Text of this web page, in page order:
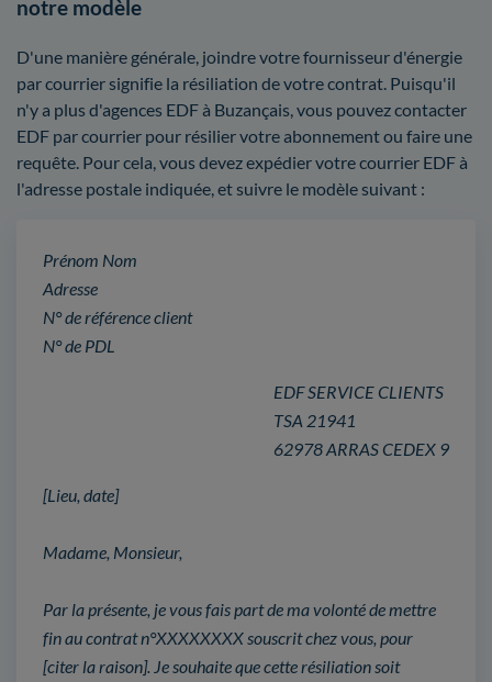
notre modèle
D'une manière générale, joindre votre fournisseur d'énergie
par courrier signifie la résiliation de votre contrat. Puisqu'il
n'y a plus d'agences EDF à Buzançais, vous pouvez contacter
EDF par courrier pour résilier votre abonnement ou faire une
requête. Pour cela, vous devez expédier votre courrier EDF à
l'adresse postale indiquée, et suivre le modèle suivant :
Prénom Nom
Adresse
N° de référence client
N° de PDL
EDF SERVICE CLIENTS
TSA 21941
62978 ARRAS CEDEX 9
[Lieu, date]
Madame, Monsieur,
Par la présente, je vous fais part de ma volonté de mettre
fin au contrat n°XXXXXXXX souscrit chez vous, pour
[citer la raison]. Je souhaite que cette résiliation soit